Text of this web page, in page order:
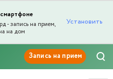
- запись на прием,
на дом
Установить